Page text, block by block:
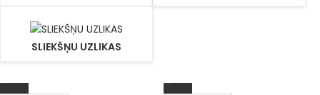
SLIEKŠŅU UZLIKAS